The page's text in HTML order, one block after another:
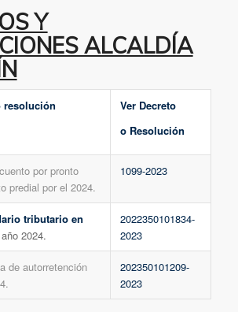
Y
ALCALDÍA
resolución
Ver Decreto
o Resolución
por pronto
predial por el 2024.
1099-2023
tributario en
2024.
2022350101834-
2023
de autorretención
202350101209-
2023